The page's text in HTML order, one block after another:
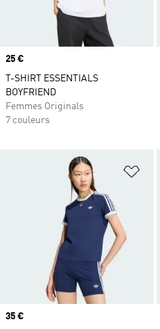
Prix
25 €
T-SHIRT ESSENTIALS
BOYFRIEND
Femmes Originals
7 couleurs
Prix
35 €